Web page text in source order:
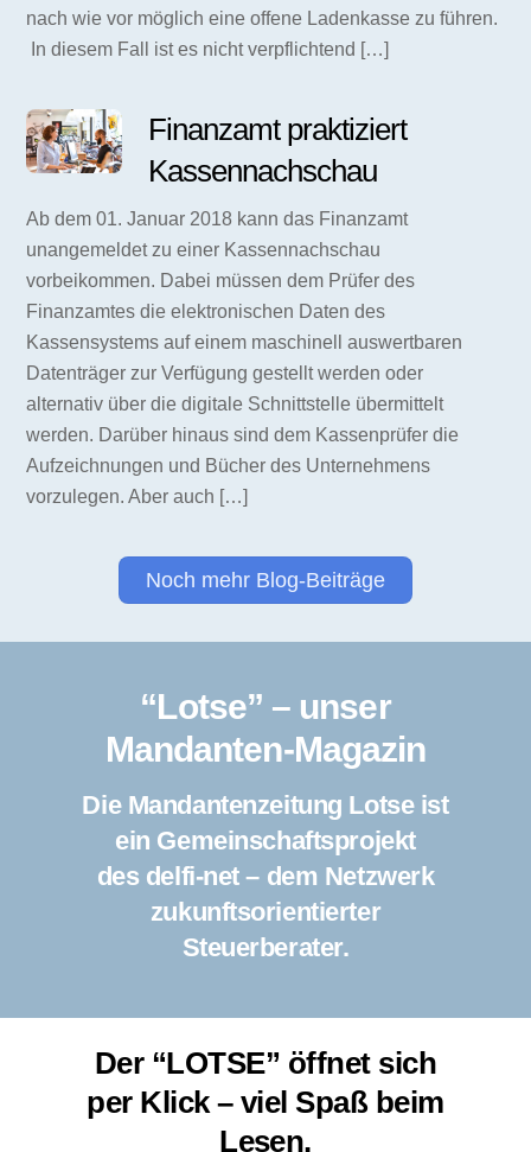
nach wie vor möglich eine offene Ladenkasse zu führen.
In diesem Fall ist es nicht verpflichtend […]
Finanzamt praktiziert
Kassennachschau
Ab dem 01. Januar 2018 kann das Finanzamt
unangemeldet zu einer Kassennachschau
vorbeikommen. Dabei müssen dem Prüfer des
Finanzamtes die elektronischen Daten des
Kassensystems auf einem maschinell auswertbaren
Datenträger zur Verfügung gestellt werden oder
alternativ über die digitale Schnittstelle übermittelt
werden. Darüber hinaus sind dem Kassenprüfer die
Aufzeichnungen und Bücher des Unternehmens
vorzulegen. Aber auch […]
Noch mehr Blog-Beiträge
“Lotse” – unser
Mandanten-Magazin
Die Mandantenzeitung Lotse ist
ein Gemeinschaftsprojekt
des delfi-net – dem Netzwerk
zukunftsorientierter
Steuerberater.
Der “LOTSE” öffnet sich
per Klick – viel Spaß beim
Lesen.